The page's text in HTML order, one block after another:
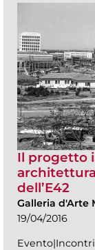
Il progetto
architettura
dell’E42
Galleria d'Arte
19/04/2016
Evento|Incontri